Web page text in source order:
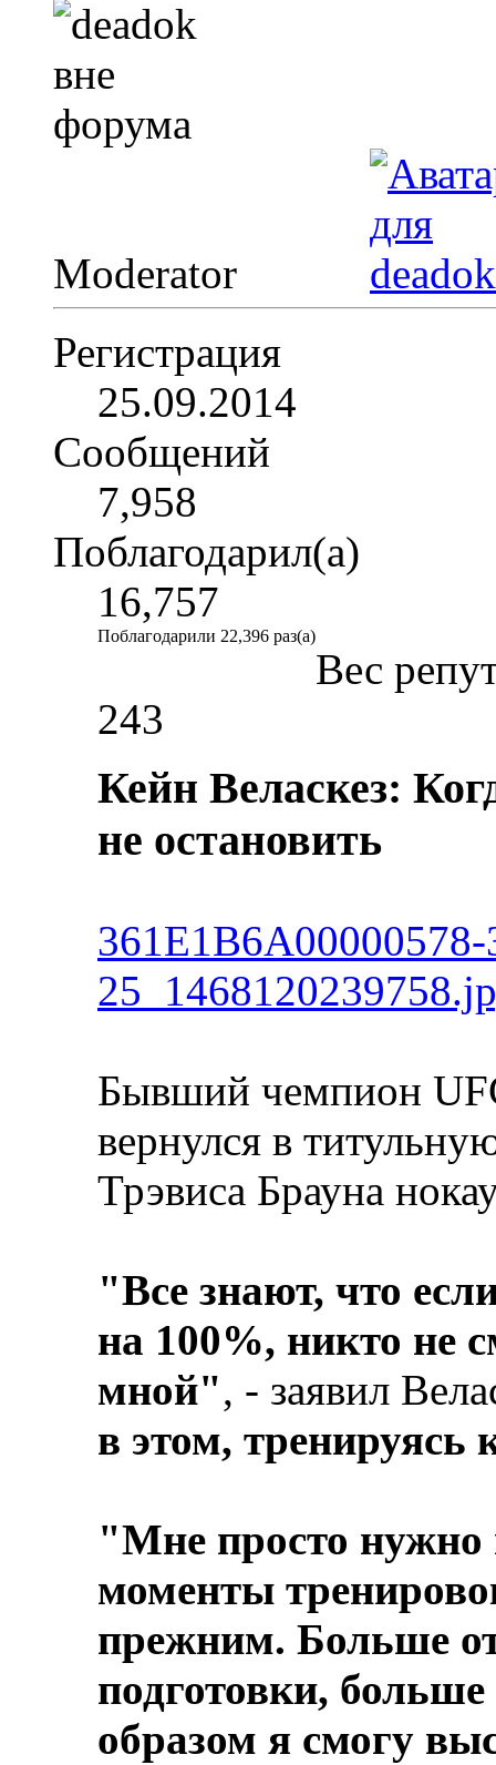
Moderator
Регистрация
25.09.2014
Сообщений
7,958
Поблагодарил(а)
16,757
Поблагодарили 22,396 раз(а)
Вес
243
Кейн Веласкез:
не остановить
Бывший чемпион
вернулся в
Трэвиса Брауна
"Все знают, что
на 100%, никто не
мной", - заявил
в этом,
"Мне просто нужно
моменты
прежним. Больше
подготовки,
образом я смогу